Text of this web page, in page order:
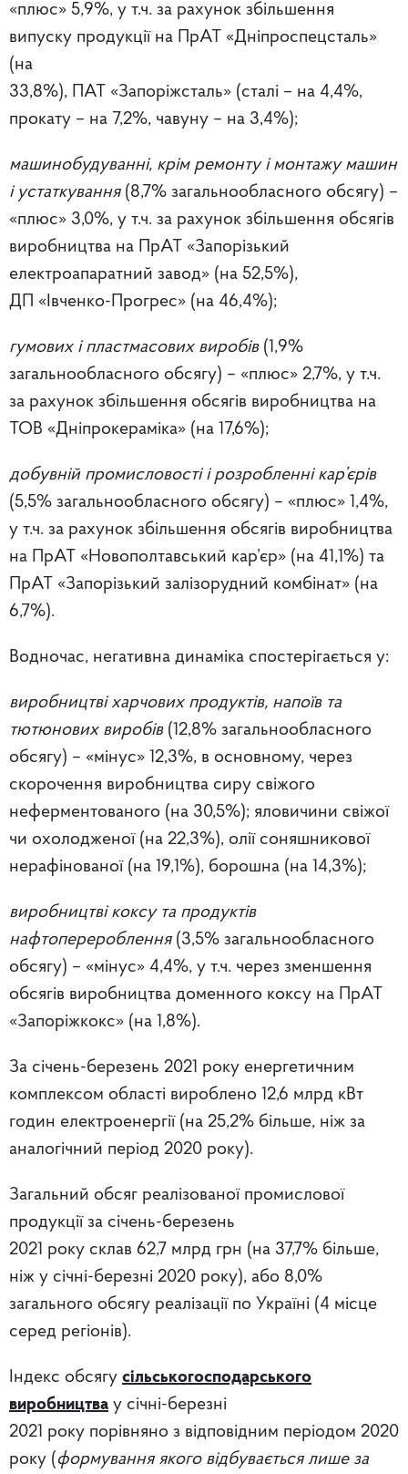
«плюс» 5,9%, у т.ч. за рахунок збільшення
випуску продукції на ПрАТ «Дніпроспецсталь»
(на
33,8%), ПАТ «Запоріжсталь» (сталі – на 4,4%,
прокату – на 7,2%, чавуну – на 3,4%);
машинобудуванні, крім ремонту і монтажу машин
і устаткування(8,7% загальнообласного обсягу) –
«плюс» 3,0%, у т.ч. за рахунок збільшення обсягів
виробництва на ПрАТ «Запорізький
електроапаратний завод» (на 52,5%),
ДП «Івченко-Прогрес» (на 46,4%);
гумових і пластмасових виробів(1,9%
загальнообласного обсягу) – «плюс» 2,7%, у т.ч.
за рахунок збільшення обсягів виробництва на
ТОВ «Дніпрокераміка» (на 17,6%);
добувній промисловості і розробленні кар’єрів
(5,5% загальнообласного обсягу) – «плюс» 1,4%,
у т.ч. за рахунок збільшення обсягів виробництва
на ПрАТ «Новополтавський кар’єр» (на 41,1%) та
ПрАТ «Запорізький залізорудний комбінат» (на
6,7%).
Водночас, негативна динаміка спостерігається у:
виробництві харчових продуктів, напоїв та
тютюнових виробів(12,8% загальнообласного
обсягу) – «мінус» 12,3%, в основному, через
скорочення виробництва сиру свіжого
неферментованого (на 30,5%); яловичини свіжої
чи охолодженої (на 22,3%), олії соняшникової
нерафінованої (на 19,1%), борошна (на 14,3%);
виробництві коксу та продуктів
нафтоперероблення(3,5% загальнообласного
обсягу) – «мінус» 4,4%, у т.ч. через зменшення
обсягів виробництва доменного коксу на ПрАТ
«Запоріжкокс» (на 1,8%).
За січень-березень 2021 року енергетичним
комплексом області вироблено 12,6 млрд кВт
годин електроенергії (на 25,2% більше, ніж за
аналогічний період 2020 року).
Загальний обсяг реалізованої промислової
продукції за січень-березень
2021 року склав 62,7 млрд грн (на 37,7% більше,
ніж у січні-березні 2020 року), або 8,0%
загального обсягу реалізації по Україні (4 місце
серед регіонів).
Індекс обсягу сільськогосподарського
виробництва у січні-березні
2021 року порівняно з відповідним періодом 2020
року (формування якого відбувається лише за